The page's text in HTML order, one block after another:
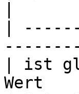
|
| ist
Wert